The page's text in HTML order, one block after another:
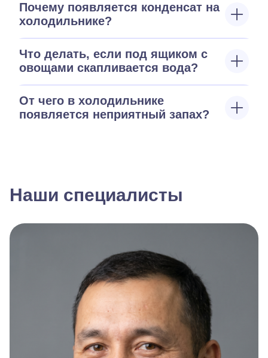
Почему появляется конденсат на
холодильнике?
Что делать, если под ящиком с
овощами скапливается вода?
От чего в холодильнике
появляется неприятный запах?
Наши специалисты